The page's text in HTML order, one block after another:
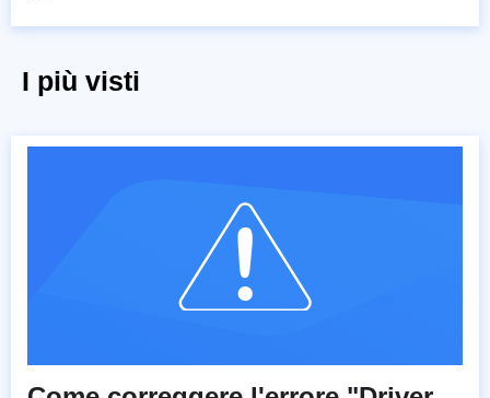
I più visti